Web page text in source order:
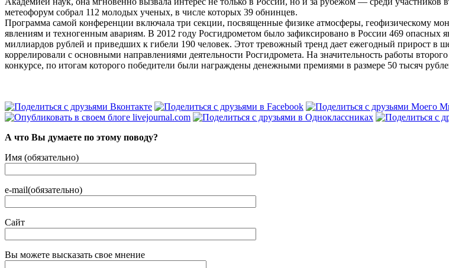
метео­форум собрал 112 молодых ученых, в числе которых 39 обнинцев.
Программа самой конференции включала три секции, посвященные физике атмосферы, геофизическому
явлениям и техногенным авариям. В 2012 году Росгидрометом было зафиксировано в России 469 опасных
миллиардов рублей и приведших к гибели 190 человек. Этот тревожный тренд дает ежегодный прирост в
коррелировали с основными направлениями деятельности Росгидромета. На значительность работы
конкурсе, по итогам которого победители были награждены денежными премиями в размере 50 тысяч
А что Вы думаете по этому поводу?
Имя (обязательно)
e-mail(обязательно)
Сайт
Вы можете высказать свое мнение